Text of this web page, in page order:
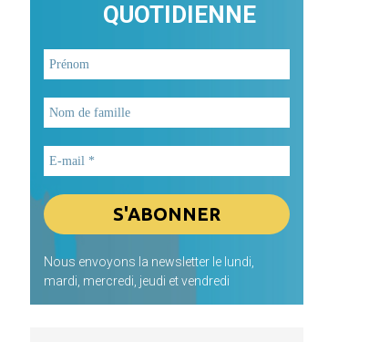
QUOTIDIENNE
Nous envoyons la newsletter le lundi,
mardi, mercredi, jeudi et vendredi